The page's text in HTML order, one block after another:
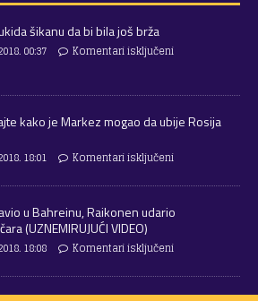
šikanu da bi bila još brža
00:37 Komentari isključeni
kako je Markez mogao da ubije Rosija
18:01 Komentari isključeni
u Bahreinu, Raikonen udario
(UZNEMIRUJUĆI VIDEO)
18:08 Komentari isključeni